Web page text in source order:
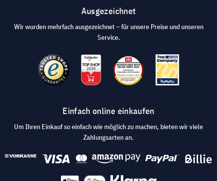
Ausgezeichnet
Wir wurden mehrfach ausgezeichnet – für unsere Preise und unseren
Service.
Einfach online einkaufen
Um Ihren Einkauf so einfach wie möglich zu machen, bieten wir viele
Zahlungsarten an.